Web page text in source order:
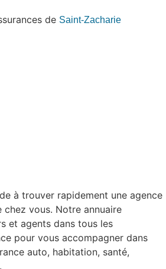
de Saint-Zacharie
à trouver rapidement une agence
chez vous. Notre annuaire
et agents dans tous les
pour vous accompagner dans
auto, habitation, santé,